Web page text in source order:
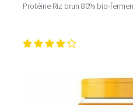
Protéine Riz brun 80% bio-